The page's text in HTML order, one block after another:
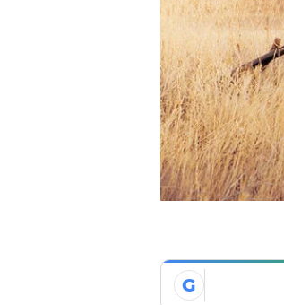
G